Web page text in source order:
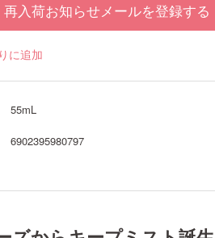
再入荷お知らせメールを登録する
に追加
55mL
6902395980797